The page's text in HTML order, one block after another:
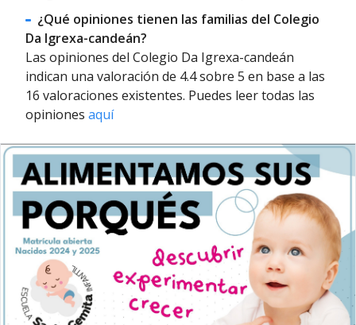
¿Qué opiniones tienen las familias del Colegio
Da Igrexa-candeán?
Las opiniones del Colegio Da Igrexa-candeán
indican una valoración de 4.4 sobre 5 en base a las
16 valoraciones existentes. Puedes leer todas las
opiniones aquí